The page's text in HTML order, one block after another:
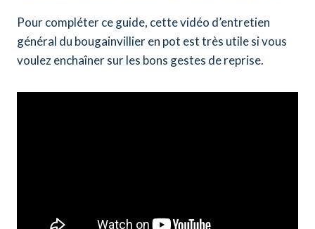
Pour compléter ce guide, cette vidéo d’entretien
général du bougainvillier en pot est très utile si vous
voulez enchaîner sur les bons gestes de reprise.